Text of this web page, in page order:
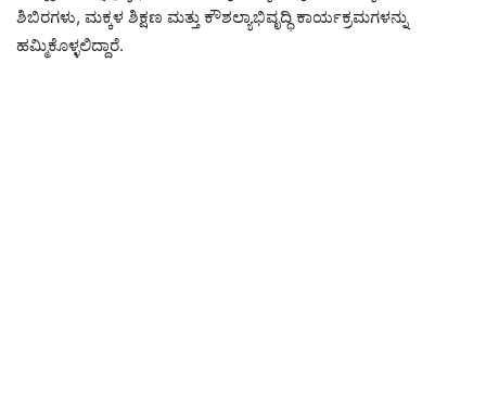
ಶಿಬಿರಗಳು, ಮಕ್ಕಳ ಶಿಕ್ಷಣ ಮತ್ತು ಕೌಶಲ್ಯಾಭಿವೃದ್ಧಿ ಕಾರ್ಯಕ್ರಮಗಳನ್ನು
ಹಮ್ಮಿಕೊಳ್ಳಲಿದ್ದಾರೆ.